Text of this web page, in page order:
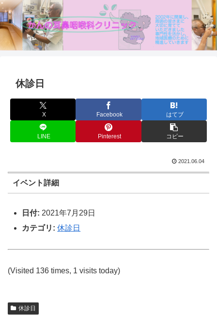
休診日
X Facebook はてブ
LINE Pinterest コピー
2021.06.04
イベント詳細
日付: 2021年7月29日
カテゴリ: 休診日
(Visited 136 times, 1 visits today)
休診日